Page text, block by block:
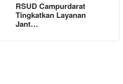
RSUD Campurdarat
Tingkatkan Layanan
Jant…